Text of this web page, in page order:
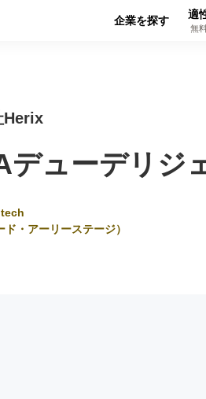
企業を探す 適
無
Herix
デューデリジ
・アーリーステージ）